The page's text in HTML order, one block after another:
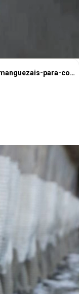
https://ekkogreen.com.br/manguezais-para-combater-impacto-ambiental/?utm_source=google&utm_medium=web-stories&utm_campaign=meio-ambiente&utm_term=manguezais